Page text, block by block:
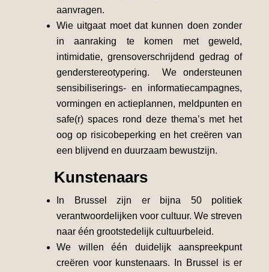
aanvragen.
Wie uitgaat moet dat kunnen doen zonder
in aanraking te komen met geweld,
intimidatie, grensoverschrijdend gedrag of
genderstereotypering. We ondersteunen
sensibiliserings- en informatiecampagnes,
vormingen en actieplannen, meldpunten en
safe(r) spaces rond deze thema’s met het
oog op risicobeperking en het creëren van
een blijvend en duurzaam bewustzijn.
Kunstenaars
In Brussel zijn er bijna 50 politiek
verantwoordelijken voor cultuur. We streven
naar één grootstedelijk cultuurbeleid.
We willen één duidelijk aanspreekpunt
creëren voor kunstenaars. In Brussel is er